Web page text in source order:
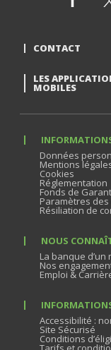
CONTACT
LES
MOBILES
Données
Mentions
Cookies
Réglementation
Fonds de
Paramètres des
Résiliation de
NOUS
La banque
Nos
Emploi &
Accessibilité :
Site Sécurisé
Conditions